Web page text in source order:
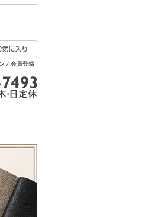
／会員登録